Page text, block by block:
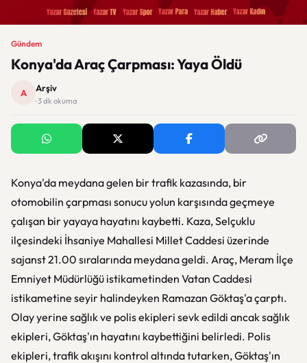
Gündem
Konya'da Araç Çarpması: Yaya Öldü
A Arşiv
· 3 dk okuma
Konya'da meydana gelen bir trafik kazasında, bir
otomobilin çarpması sonucu yolun karşısında geçmeye
çalışan bir yayaya hayatını kaybetti. Kaza, Selçuklu
ilçesindeki İhsaniye Mahallesi Millet Caddesi üzerinde
sajanst 21.00 sıralarında meydana geldi. Araç, Meram İlçe
Emniyet Müdürlüğü istikametinden Vatan Caddesi
istikametine seyir halindeyken Ramazan Göktaş'a çarptı.
Olay yerine sağlık ve polis ekipleri sevk edildi ancak sağlık
ekipleri, Göktaş'ın hayatını kaybettiğini belirledi. Polis
ekipleri, trafik akışını kontrol altında tutarken, Göktaş'ın